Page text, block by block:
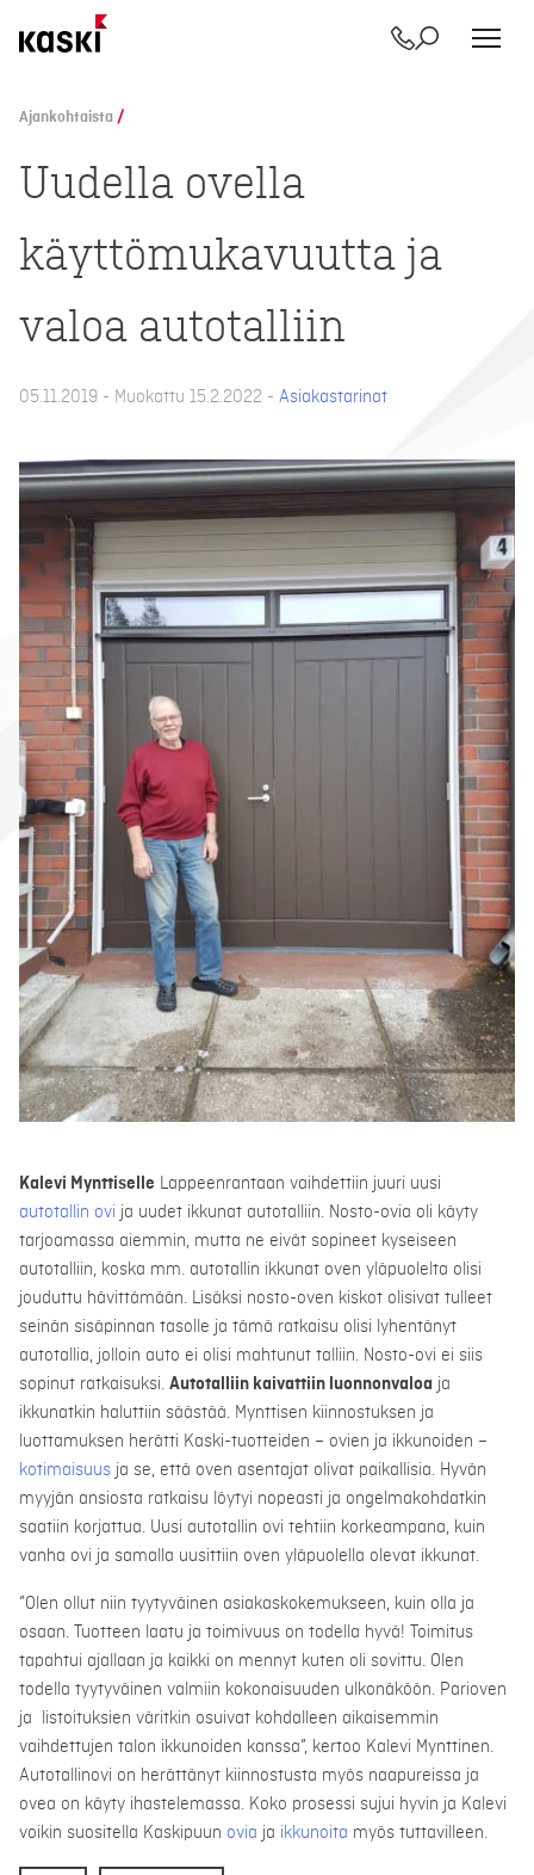
sisältöön
Yhteystiedot
Etsi
Ajankohtaista /
Uudella ovella
käyttömukavuutta ja
valoa autotalliin
05.11.2019 - Muokattu 15.2.2022 - Asiakastarinat
Kalevi Mynttiselle Lappeenrantaan vaihdettiin juuri uusi
autotallin ovi ja uudet ikkunat autotalliin. Nosto-ovia oli käyty
tarjoamassa aiemmin, mutta ne eivät sopineet kyseiseen
autotalliin, koska mm. autotallin ikkunat oven yläpuolelta olisi
jouduttu hävittämään. Lisäksi nosto-oven kiskot olisivat tulleet
seinän sisäpinnan tasolle ja tämä ratkaisu olisi lyhentänyt
autotallia, jolloin auto ei olisi mahtunut talliin. Nosto-ovi ei siis
sopinut ratkaisuksi. Autotalliin kaivattiin luonnonvaloa ja
ikkunatkin haluttiin säästää. Mynttisen kiinnostuksen ja
luottamuksen herätti Kaski-tuotteiden – ovien ja ikkunoiden –
kotimaisuus ja se, että oven asentajat olivat paikallisia. Hyvän
myyjän ansiosta ratkaisu löytyi nopeasti ja ongelmakohdatkin
saatiin korjattua. Uusi autotallin ovi tehtiin korkeampana, kuin
vanha ovi ja samalla uusittiin oven yläpuolella olevat ikkunat.
”Olen ollut niin tyytyväinen asiakaskokemukseen, kuin olla ja
osaan. Tuotteen laatu ja toimivuus on todella hyvä! Toimitus
tapahtui ajallaan ja kaikki on mennyt kuten oli sovittu. Olen
todella tyytyväinen valmiin kokonaisuuden ulkonäköön. Parioven
ja listoituksien väritkin osuivat kohdalleen aikaisemmin
vaihdettujen talon ikkunoiden kanssa”, kertoo Kalevi Mynttinen.
Autotallinovi on herättänyt kiinnostusta myös naapureissa ja
ovea on käyty ihastelemassa. Koko prosessi sujui hyvin ja Kalevi
voikin suositella Kaskipuun ovia ja ikkunoita myös tuttavilleen.